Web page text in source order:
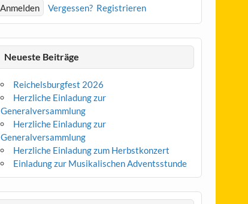
Vergessen? Registrieren
Neueste Beiträge
Reichelsburgfest 2026
Herzliche Einladung zur
Generalversammlung
Herzliche Einladung zur
Generalversammlung
Herzliche Einladung zum Herbstkonzert
Einladung zur Musikalischen Adventsstunde